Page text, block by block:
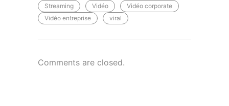
Streaming
Vidéo
Vidéo corporate
Vidéo entreprise
viral
Comments are closed.